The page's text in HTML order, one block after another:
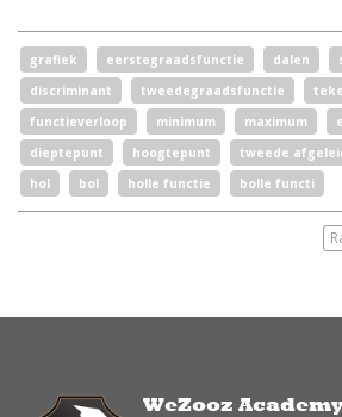
grafiek eerstegraadsfunctie dalen
discriminant
tweedegraadsfunctie
functieverloop
minimum maximum
dieptepunt
hoogtepunt tweede
hol
bol holle functie bolle functi
WeZooz